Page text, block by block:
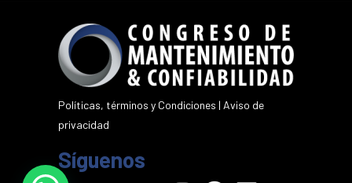
Políticas, términos y Condiciones | Aviso de
privacidad
Síguenos